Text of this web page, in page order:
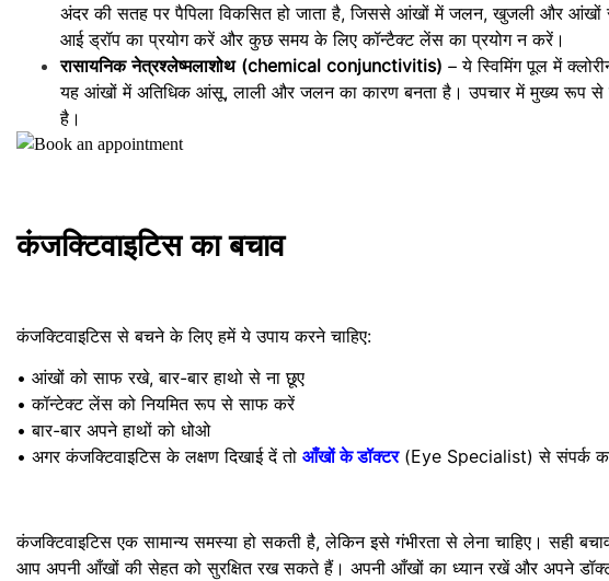
अंदर की सतह पर पैपिला विकसित हो जाता है, जिससे आंखों में जलन, खुजली और आंखों
आई ड्रॉप का प्रयोग करें और कुछ समय के लिए कॉन्टैक्ट लेंस का प्रयोग न करें।
रासायनिक नेत्रश्लेष्मलाशोथ (chemical conjunctivitis) – ये स्विमिंग पूल में
यह आंखों में अतिधिक आंसू, लाली और जलन का कारण बनता है। उपचार में मुख्य रूप से
है।
कंजक्टिवाइटिस का बचाव
कंजक्टिवाइटिस से बचने के लिए हमें ये उपाय करने चाहिए:
• आंखों को साफ रखे, बार-बार हाथो से ना छूए
• कॉन्टेक्ट लेंस को नियमित रूप से साफ करें
• बार-बार अपने हाथों को धोओ
• अगर कंजक्टिवाइटिस के लक्षण दिखाई दें तो आँखों के डॉक्टर(Eye Specialist) से संपर्क
कंजक्टिवाइटिस एक सामान्य समस्या हो सकती है, लेकिन इसे गंभीरता से लेना चाहिए। सही
आप अपनी आँखों की सेहत को सुरक्षित रख सकते हैं। अपनी आँखों का ध्यान रखें और अपने